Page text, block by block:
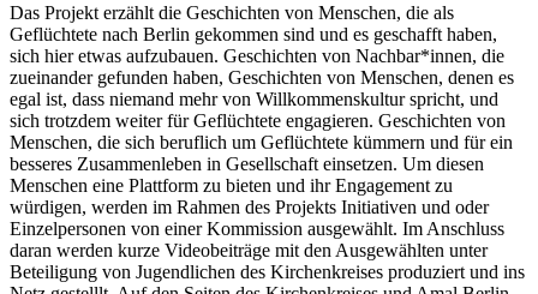
Das Projekt erzählt die Geschichten von Menschen, die als
Geflüchtete nach Berlin gekommen sind und es geschafft haben,
sich hier etwas aufzubauen. Geschichten von Nachbar*innen, die
zueinander gefunden haben, Geschichten von Menschen, denen es
egal ist, dass niemand mehr von Willkommenskultur spricht, und
sich trotzdem weiter für Geflüchtete engagieren. Geschichten von
Menschen, die sich beruflich um Geflüchtete kümmern und für ein
besseres Zusammenleben in Gesellschaft einsetzen. Um diesen
Menschen eine Plattform zu bieten und ihr Engagement zu
würdigen, werden im Rahmen des Projekts Initiativen und oder
Einzelpersonen von einer Kommission ausgewählt. Im Anschluss
daran werden kurze Videobeiträge mit den Ausgewählten unter
Beteiligung von Jugendlichen des Kirchenkreises produziert und ins